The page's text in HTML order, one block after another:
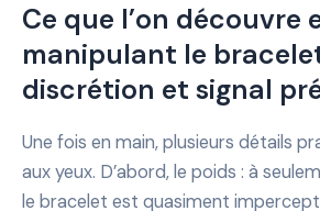
Ce que l’on découvre
manipulant le
discrétion et signal
Une fois en main, plusieurs détails
aux yeux. D’abord, le poids : à
le bracelet est quasiment